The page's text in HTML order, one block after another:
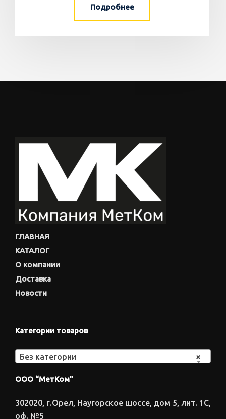
Подробнее
ГЛАВНАЯ
КАТАЛОГ
О компании
Доставка
Новости
Категории товаров
×
Без категории
ООО “МетКом”
302020, г.Орел, Наугорское шоссе, дом 5, лит. 1С,
оф. №5